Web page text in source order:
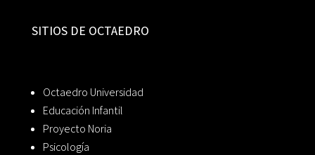
SITIOS DE OCTAEDRO
Octaedro Universidad
Educación Infantil
Proyecto Noria
Psicología